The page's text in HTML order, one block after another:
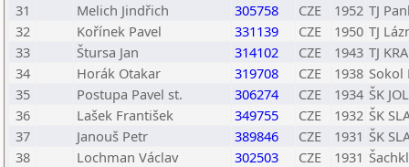
31
Melich Jindřich 305758 CZE 1952 TJ
32
Kořínek Pavel 331139 CZE 1950 TJ
33
Štursa Jan 314102 CZE 1943 TJ
34
Horák Otakar 319708 CZE 1938 Sokol
35
Postupa Pavel st. 306274 CZE 1934 ŠK
36
Lašek František 349755 CZE 1932 ŠK
37
Janouš Petr 389846 CZE 1931 ŠK
38
Lochman Václav 302503 CZE 1931